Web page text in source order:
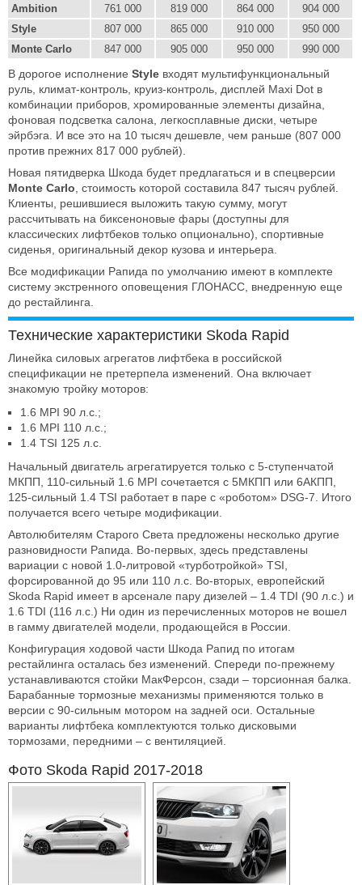
Ambition 761 000 819 000 864 000
904 000
Style
807 000 865 000 910 000
950 000
Monte Carlo
847 000 905 000 950 000 990 000
В дорогое исполнение Style входят мультифункциональный
руль, климат-контроль, круиз-контроль, дисплей Maxi Dot в
комбинации приборов, хромированные элементы дизайна,
фоновая подсветка салона, легкосплавные диски, четыре
эйрбэга. И все это на 10 тысяч дешевле, чем раньше (807 000
против прежних 817 000 рублей).
Новая пятидверка Шкода будет предлагаться и в спецверсии
Monte Carlo, стоимость которой составила 847 тысяч рублей.
Клиенты, решившиеся выложить такую сумму, могут
рассчитывать на биксеноновые фары (доступны для
классических лифтбеков только опционально), спортивные
сиденья, оригинальный декор кузова и интерьера.
Все модификации Рапида по умолчанию имеют в комплекте
систему экстренного оповещения ГЛОНАСС, внедренную еще
до рестайлинга.
Технические характеристики Skoda Rapid
Линейка силовых агрегатов лифтбека в российской
спецификации не претерпела изменений. Она включает
знакомую тройку моторов:
1.6 MPI 90 л.с.;
1.6 MPI 110 л.с.;
1.4 TSI 125 л.с.
Начальный двигатель агрегатируется только с 5-ступенчатой
МКПП, 110-сильный 1.6 MPI сочетается с 5МКПП или 6АКПП,
125-сильный 1.4 TSI работает в паре с «роботом» DSG-7. Итого
получается всего четыре модификации.
Автолюбителям Старого Света предложены несколько другие
разновидности Рапида. Во-первых, здесь представлены
вариации с новой 1.0-литровой «турботройкой» TSI,
форсированной до 95 или 110 л.с. Во-вторых, европейский
Skoda Rapid имеет в арсенале пару дизелей – 1.4 TDI (90 л.с.) и
1.6 TDI (116 л.с.) Ни один из перечисленных моторов не вошел
в гамму двигателей модели, продающейся в России.
Конфигурация ходовой части Шкода Рапид по итогам
рестайлинга осталась без изменений. Спереди по-прежнему
устанавливаются стойки МакФерсон, сзади – торсионная балка.
Барабанные тормозные механизмы применяются только в
версии с 90-сильным мотором на задней оси. Остальные
варианты лифтбека комплектуются только дисковыми
тормозами, передними – с вентиляцией.
Фото Skoda Rapid 2017-2018